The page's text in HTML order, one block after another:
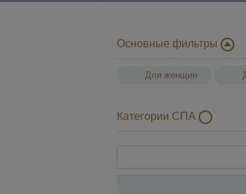
Основные фильтры
Для женщин
Категории СПА